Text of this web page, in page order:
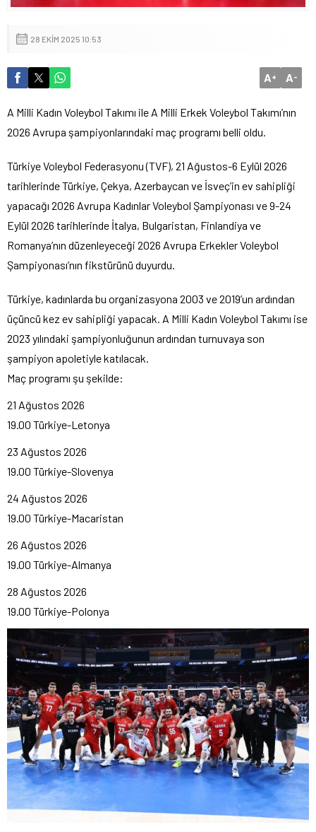
28 EKIM 2025 10:53
A+ A-
A Milli Kadın Voleybol Takımı ile A Milli Erkek Voleybol Takımı’nın
2026 Avrupa şampiyonlarındaki maç programı belli oldu.
Türkiye Voleybol Federasyonu (TVF), 21 Ağustos-6 Eylül 2026
tarihlerinde Türkiye, Çekya, Azerbaycan ve İsveç’in ev sahipliği
yapacağı 2026 Avrupa Kadınlar Voleybol Şampiyonası ve 9-24
Eylül 2026 tarihlerinde İtalya, Bulgaristan, Finlandiya ve
Romanya’nın düzenleyeceği 2026 Avrupa Erkekler Voleybol
Şampiyonası’nın fikstürünü duyurdu.
Türkiye, kadınlarda bu organizasyona 2003 ve 2019’un ardından
üçüncü kez ev sahipliği yapacak. A Milli Kadın Voleybol Takımı ise
2023 yılındaki şampiyonluğunun ardından turnuvaya son
şampiyon apoletiyle katılacak.
Maç programı şu şekilde:
21 Ağustos 2026
19.00 Türkiye-Letonya
23 Ağustos 2026
19.00 Türkiye-Slovenya
24 Ağustos 2026
19.00 Türkiye-Macaristan
26 Ağustos 2026
19.00 Türkiye-Almanya
28 Ağustos 2026
19.00 Türkiye-Polonya